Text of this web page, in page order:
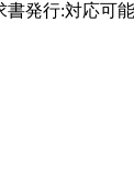
書発行:対応可能